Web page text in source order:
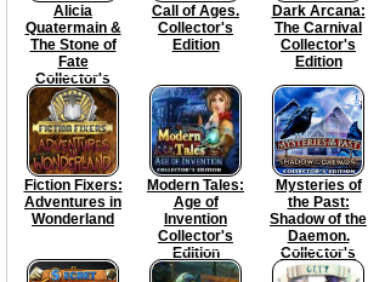
Alicia
Quatermain &
The Stone of
Fate
Collector's
Edition
Call of Ages.
Collector's
Edition
Dark Arcana:
The Carnival
Collector's
Edition
Fiction Fixers:
Adventures in
Wonderland
Modern Tales:
Age of
Invention
Collector's
Edition
Mysteries of
the Past:
Shadow of the
Daemon.
Collector's
Edition